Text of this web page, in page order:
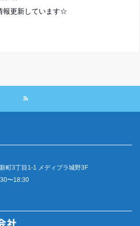
報更新しています☆
町3丁目1-1 メディプラ城野3F
〜18:30